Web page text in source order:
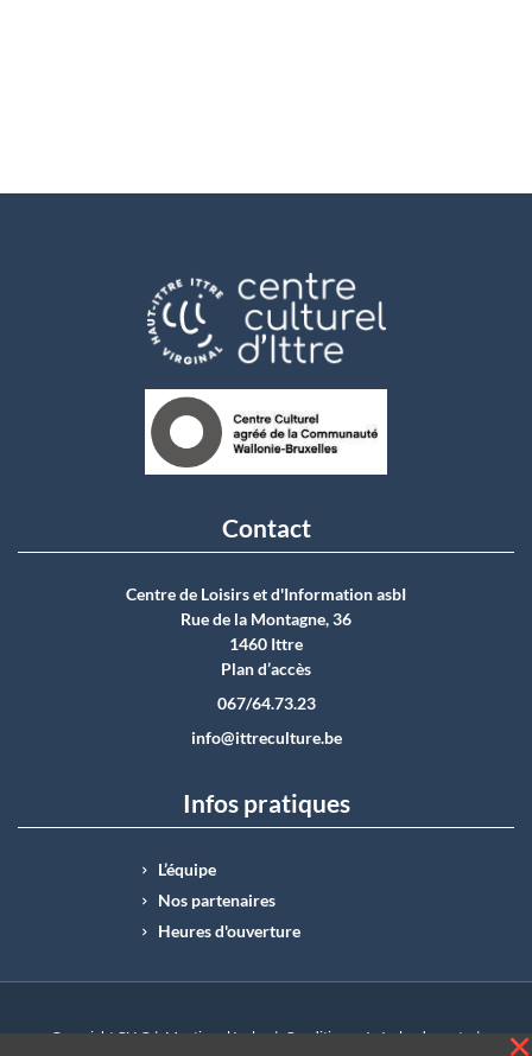
Contact
Centre de Loisirs et d'Information asbI
Rue de la Montagne, 36
1460 Ittre
Plan d’accès
067/64.73.23
info@ittreculture.be
Infos pratiques
L’équipe
Nos partenaires
Heures d'ouverture
Copyright CLI © | Mentions légales | Conditions générales de vente |